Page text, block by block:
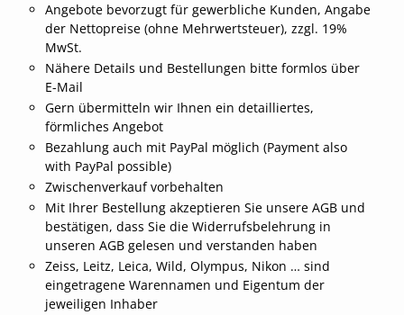
Angebote bevorzugt für gewerbliche Kunden, Angabe
der Nettopreise (ohne Mehrwertsteuer), zzgl. 19%
MwSt.
Nähere Details und Bestellungen bitte formlos über
E-Mail
Gern übermitteln wir Ihnen ein detailliertes,
förmliches Angebot
Bezahlung auch mit PayPal möglich (Payment also
with PayPal possible)
Zwischenverkauf vorbehalten
Mit Ihrer Bestellung akzeptieren Sie unsere AGB und
bestätigen, dass Sie die Widerrufsbelehrung in
unseren AGB gelesen und verstanden haben
Zeiss, Leitz, Leica, Wild, Olympus, Nikon … sind
eingetragene Warennamen und Eigentum der
jeweiligen Inhaber